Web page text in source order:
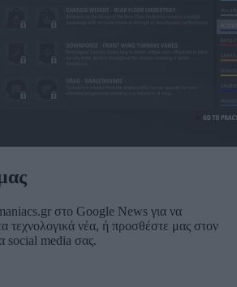
στο Google News για να
τεχνολογικά νέα, ή προσθέστε μας στον
social media σας.